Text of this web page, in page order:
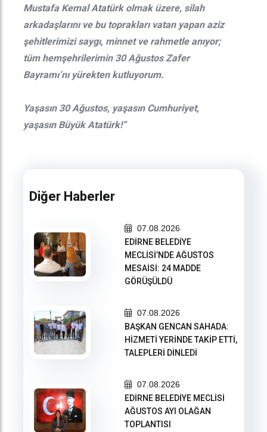
Mustafa Kemal Atatürk olmak üzere, silah
arkadaşlarını ve bu toprakları vatan yapan aziz
şehitlerimizi saygı, minnet ve rahmetle anıyor;
tüm hemşehrilerimin 30 Ağustos Zafer
Bayramı’nı yürekten kutluyorum.
Yaşasın 30 Ağustos, yaşasın Cumhuriyet,
yaşasın Büyük Atatürk!”
Diğer Haberler
07.08.2026
EDİRNE BELEDİYE
MECLİSİ’NDE AĞUSTOS
MESAİSİ: 24 MADDE
GÖRÜŞÜLDÜ
07.08.2026
BAŞKAN GENCAN SAHADA:
HİZMETİ YERİNDE TAKİP ETTİ,
TALEPLERİ DİNLEDİ
07.08.2026
EDİRNE BELEDİYE MECLİSİ
AĞUSTOS AYI OLAĞAN
TOPLANTISI